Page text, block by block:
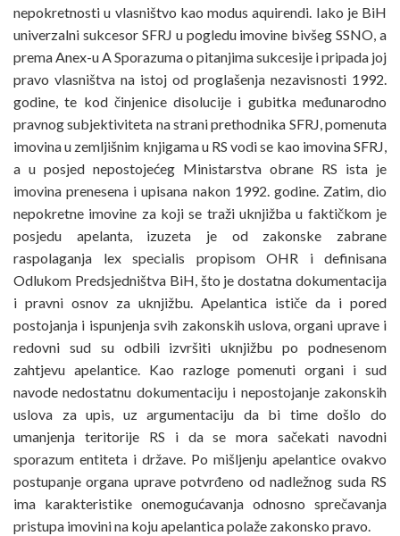
nepokretnosti u vlasništvo kao modus aquirendi. Iako je BiH
univerzalni sukcesor SFRJ u pogledu imovine bivšeg SSNO, a
prema Anex-u A Sporazuma o pitanjima sukcesije i pripada joj
pravo vlasništva na istoj od proglašenja nezavisnosti 1992.
godine, te kod činjenice disolucije i gubitka međunarodno
pravnog subjektiviteta na strani prethodnika SFRJ, pomenuta
imovina u zemljišnim knjigama u RS vodi se kao imovina SFRJ,
a u posjed nepostojećeg Ministarstva obrane RS ista je
imovina prenesena i upisana nakon 1992. godine. Zatim, dio
nepokretne imovine za koji se traži uknjižba u faktičkom je
posjedu apelanta, izuzeta je od zakonske zabrane
raspolaganja lex specialis propisom OHR i definisana
Odlukom Predsjedništva BiH, što je dostatna dokumentacija
i pravni osnov za uknjižbu. Apelantica ističe da i pored
postojanja i ispunjenja svih zakonskih uslova, organi uprave i
redovni sud su odbili izvršiti uknjižbu po podnesenom
zahtjevu apelantice. Kao razloge pomenuti organi i sud
navode nedostatnu dokumentaciju i nepostojanje zakonskih
uslova za upis, uz argumentaciju da bi time došlo do
umanjenja teritorije RS i da se mora sačekati navodni
sporazum entiteta i države. Po mišljenju apelantice ovakvo
postupanje organa uprave potvrđeno od nadležnog suda RS
ima karakteristike onemogućavanja odnosno sprečavanja
pristupa imovini na koju apelantica polaže zakonsko pravo.